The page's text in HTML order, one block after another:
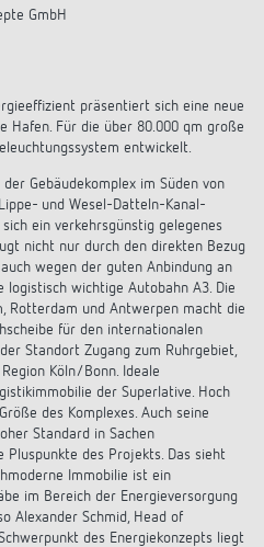
GmbH
präsentiert sich eine neue
Hafen. Für die über 80.000 qm große
entwickelt.
Gebäudekomplex im Süden von
und Wesel-Datteln-Kanal-
ein verkehrsgünstig gelegenes
nicht nur durch den direkten Bezug
wegen der guten Anbindung an
logistisch wichtige Autobahn A3. Die
Rotterdam und Antwerpen macht die
für den internationalen
Standort Zugang zum Ruhrgebiet,
Köln/Bonn. Ideale
der Superlative. Hoch
des Komplexes. Auch seine
Standard in Sachen
Pluspunkte des Projekts. Das sieht
Immobilie ist ein
im Bereich der Energieversorgung
Alexander Schmid, Head of
des Energiekonzepts liegt